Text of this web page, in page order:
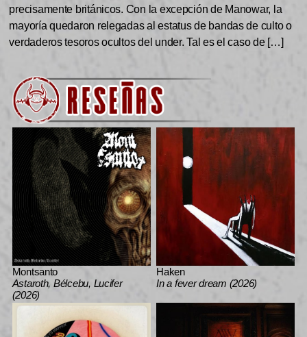
precisamente británicos. Con la excepción de Manowar, la
mayoría quedaron relegadas al estatus de bandas de culto o
verdaderos tesoros ocultos del under. Tal es el caso de […]
Montsanto
Astaroth, Bélcebu, Lucifer
(2026)
Haken
In a fever dream (2026)